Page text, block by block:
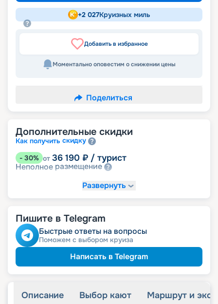
+2 027Круизных миль
Добавить в избранное
Моментально оповестим о снижении цены
Поделиться
Дополнительные скидки
Как получить скидку
- 30% от 36 190 ₽ / турист
Неполное размещение
Развернуть
Пишите в Telegram
Быстрые ответы на вопросы
Поможем с выбором круиза
Написать в Telegram
Описание Выбор кают Маршрут и